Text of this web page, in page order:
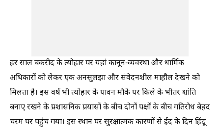
हर साल बकरीद के त्योहार पर यहां कानून-व्यवस्था और धार्मिक
अधिकारों को लेकर एक अनसुलझा और संवेदनशील माहौल देखने को
मिलता है। इस वर्ष भी त्योहार के पावन मौके पर किले के भीतर शांति
बनाए रखने के प्रशासनिक प्रयासों के बीच दोनों पक्षों के बीच गतिरोध बेहद
चरम पर पहुंच गया। इस स्थान पर सुरक्षात्मक कारणों से ईद के दिन हिंदू